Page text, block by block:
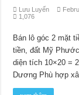
Lưu Luyến
1,076
Bán lô góc 2 mặt
tiền, đất Mỹ
diện tích 10×20 =
Dương Phù hợp